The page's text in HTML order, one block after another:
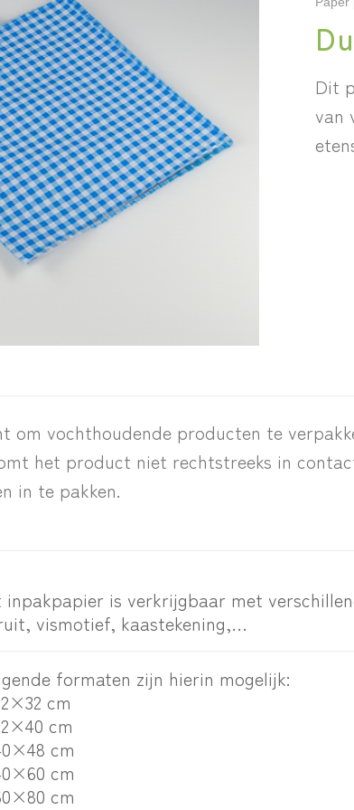
Dit
van
om vochthoudende producten te
het product niet rechtstreeks in
in te pakken.
inpakpapier is verkrijgbaar met
vismotief, kaastekening,…
formaten zijn hierin mogelijk:
cm
cm
cm
cm
cm